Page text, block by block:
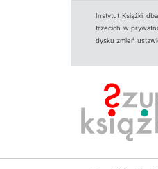
Instytut Książki
trzecich w
dysku zmień